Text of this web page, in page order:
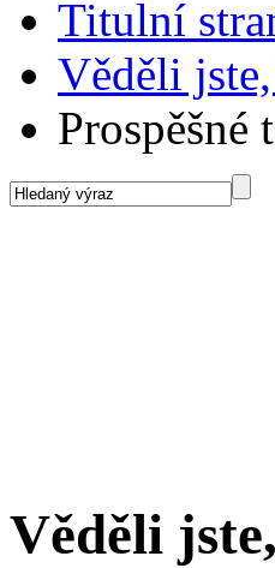
Titulní
Věděli
Prospěšné
Věděli